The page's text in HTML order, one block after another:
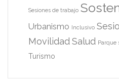
Sesiones de trabajo
Urbanismo Inclusivo
Movilidad Salud Parque
Turismo